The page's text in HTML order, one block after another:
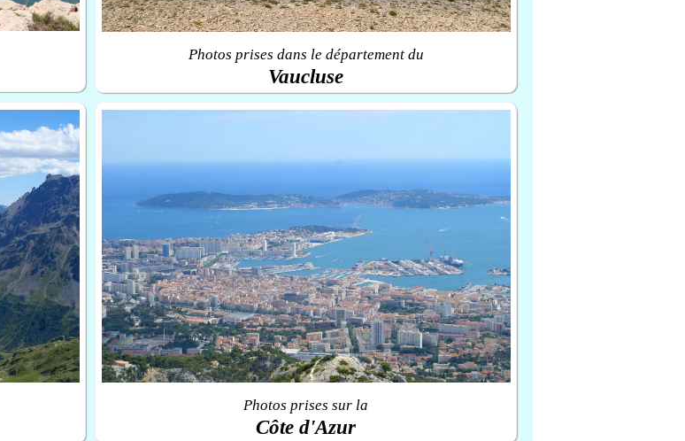
Photos prises dans le département du
Vaucluse
Photos prises sur la
Côte d'Azur